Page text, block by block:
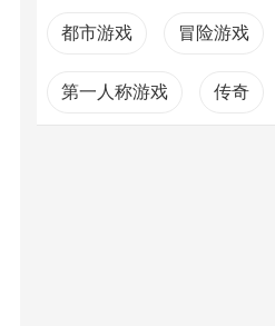
都市游戏 冒险游戏
第一人称游戏 传奇